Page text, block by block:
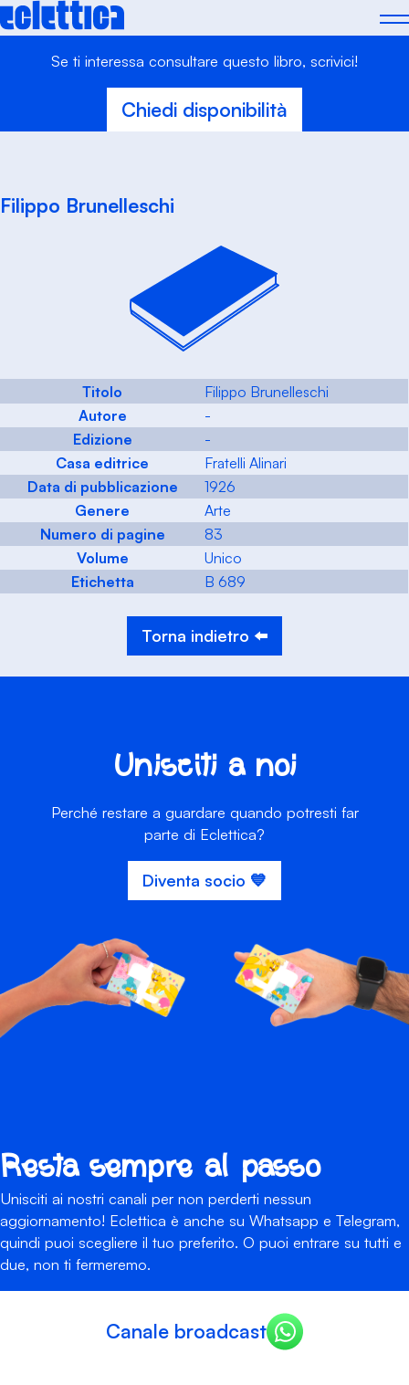
Skip
to
Se ti interessa consultare questo libro, scrivici!
Chiedi disponibilità
Filippo Brunelleschi
Titolo
Filippo Brunelleschi
Autore
-
Edizione
-
Casa editrice
Fratelli Alinari
Data di pubblicazione
1926
Genere
Arte
Numero di pagine
83
Volume
Unico
Etichetta
B 689
Torna indietro ⬅️
Unisciti a noi
Perché restare a guardare quando potresti far
parte di Eclettica?
Diventa socio 💙
Resta sempre al passo
Unisciti ai nostri canali per non perderti nessun
aggiornamento! Eclettica è anche su Whatsapp e Telegram,
quindi puoi scegliere il tuo preferito. O puoi entrare su tutti e
due, non ti fermeremo.
Canale broadcast